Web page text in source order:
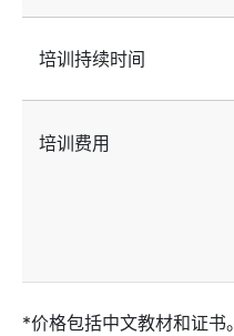
培训持续时间
培训费用
*价格包括中文教材和证书。